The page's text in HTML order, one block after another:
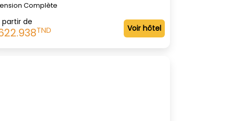
Complète
partir de
TND Voir hôtel